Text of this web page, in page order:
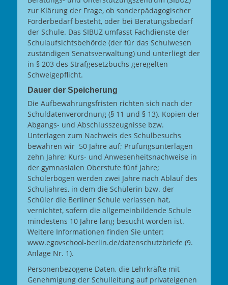
zur Klärung der Frage, ob sonderpädagogischer
Förderbedarf besteht, oder bei Beratungsbedarf
der Schule. Das SIBUZ umfasst Fachdienste der
Schulaufsichtsbehörde (der für das Schulwesen
zuständigen Senatsverwaltung) und unterliegt der
in § 203 des Strafgesetzbuchs geregelten
Schweigepflicht.
Dauer der Speicherung
Die Aufbewahrungsfristen richten sich nach der
Schuldatenverordnung (§ 11 und § 13). Kopien der
Abgangs- und Abschlusszeugnisse bzw.
Unterlagen zum Nachweis des Schulbesuchs
bewahren wir 50 Jahre auf; Prüfungsunterlagen
zehn Jahre; Kurs- und Anwesenheitsnachweise in
der gymnasialen Oberstufe fünf Jahre;
Schülerbögen werden zwei Jahre nach Ablauf des
Schuljahres, in dem die Schülerin bzw. der
Schüler die Berliner Schule verlassen hat,
vernichtet, sofern die allgemeinbildende Schule
mindestens 10 Jahre lang besucht worden ist.
Weitere Informationen finden Sie unter:
www.egovschool-berlin.de/datenschutzbriefe (9.
Anlage Nr. 1).
Personenbezogene Daten, die Lehrkräfte mit
Genehmigung der Schulleitung auf privateigenen